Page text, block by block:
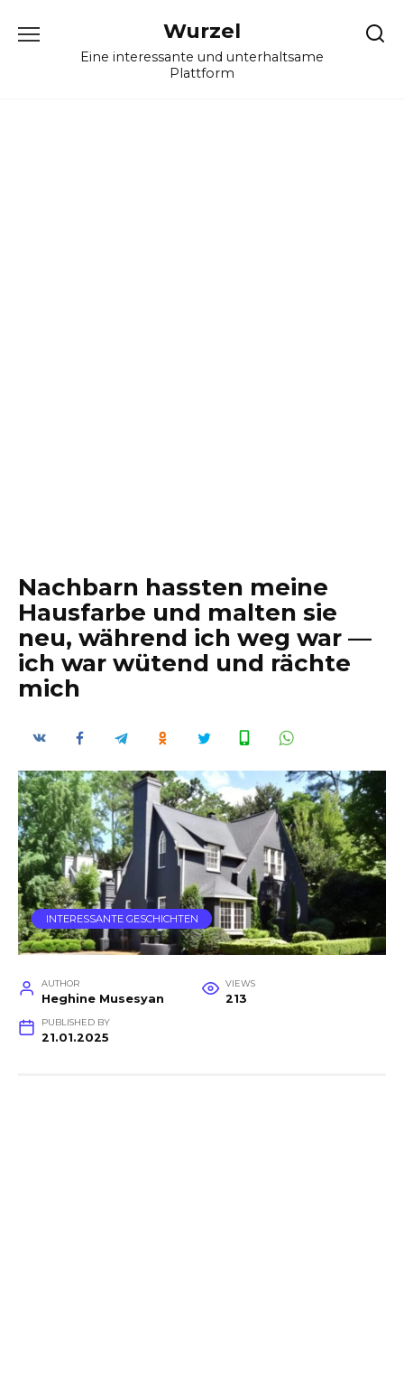
Wurzel
Eine interessante und unterhaltsame
Plattform
Nachbarn hassten meine
Hausfarbe und malten sie
neu, während ich weg war —
ich war wütend und rächte
mich
INTERESSANTE GESCHICHTEN
AUTHOR
Heghine Musesyan
VIEWS
213
PUBLISHED BY
21.01.2025